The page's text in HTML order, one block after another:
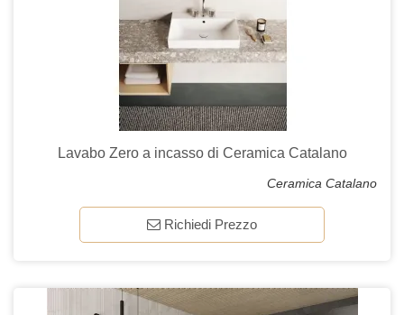
Lavabo Zero a incasso di Ceramica Catalano
Ceramica Catalano
Richiedi Prezzo